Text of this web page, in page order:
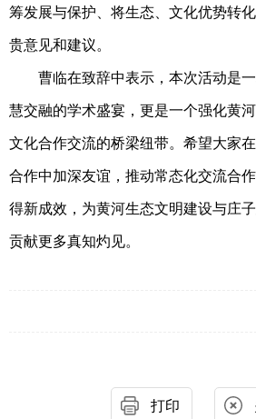
筹发展与保护、将生态、文化优势转
贵意见和建议。
曹临在致辞中表示，本次活动是
慧交融的学术盛宴，更是一个强化黄
文化合作交流的桥梁纽带。希望大家
合作中加深友谊，推动常态化交流合
得新成效，为黄河生态文明建设与庄
贡献更多真知灼见。
打印